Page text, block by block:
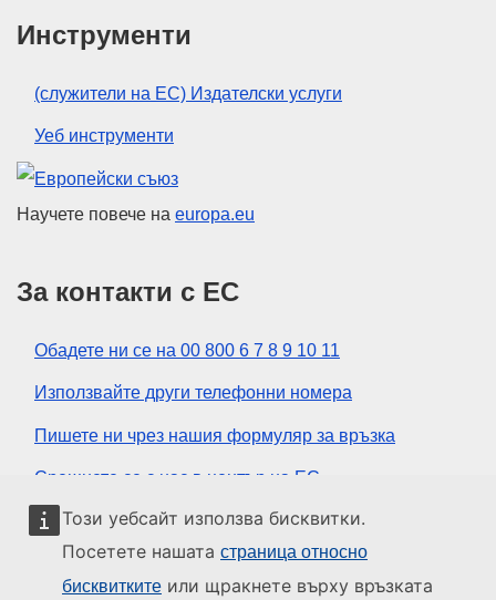
Този уебсайт използва бисквитки.
Посетете нашата страница относно
бисквитките или щракнете върху връзката
Инструменти
(служители на ЕС) Издателски услуги
Уеб инструменти
Европейски съюз
Научете повече на europa.eu
За контакти с ЕС
Обадете ни се на 00 800 6 7 8 9 10 11
Използвайте други телефонни номера
Пишете ни чрез нашия формуляр за връзка
Срещнете се с нас в център на ЕС
Социални медии